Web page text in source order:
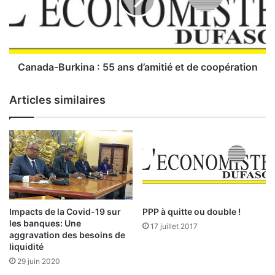
r
d
s
l
o
c
a
u
x
:
P
l
a
i
-
u
n
a
:
5
5
a
n
s
d
’
a
m
Canada-Burkina : 55 ans d’amitié et de coopération
Articles similaires
Impacts de la Covid-19 sur
les banques: Une
aggravation des besoins de
liquidité
29 juin 2020
PPP à quitte ou double !
17 juillet 2017